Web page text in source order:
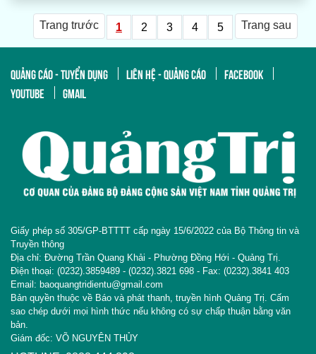
Trang trước 1 2 3 4 5 Trang sau
QUẢNG CÁO - TUYỂN DỤNG LIÊN HỆ - QUẢNG CÁO
FACEBOOK
YOUTUBE
GMAIL
Giấy phép số 305/GP-BTTTT cấp ngày 15/6/2022 của Bộ Thông tin và
Truyền thông
Địa chỉ: Đường Trần Quang Khải - Phường Đồng Hới - Quảng Trị.
Điện thoại: (0232).3859489 - (0232).3821 698 - Fax: (0232).3841 403
Email: baoquangtridientu@gmail.com
Bản quyền thuộc về Báo và phát thanh, truyền hình Quảng Trị. Cấm
sao chép dưới mọi hình thức nếu không có sự chấp thuận bằng văn
bản.
Giám đốc: VÕ NGUYÊN THỦY